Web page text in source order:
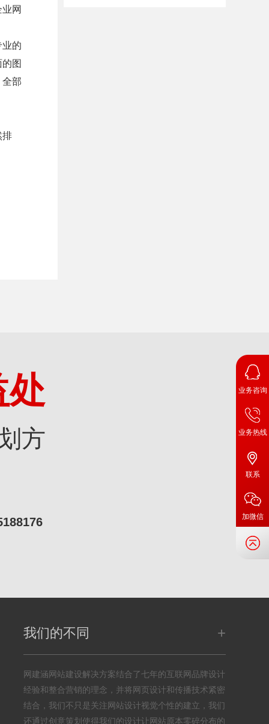
网
的
图
部
排
处
方
我们的不同 +
网建涵网站建设解决方案结合了七年的互联网品牌设计
经验和整合营销的理念，并将网页设计和传播技术紧密
结合，我们不只是关注网站设计视觉个性的建立，我们
还通过创意策划使得我们的设计让网站原本零碎分布的
业务咨询
业务热线
联系
加微信